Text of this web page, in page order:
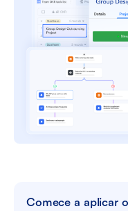
Comece a aplicar